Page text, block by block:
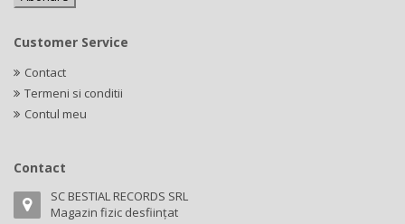
Customer Service
Contact
Termeni si conditii
Contul meu
Contact
SC BESTIAL RECORDS SRL
Magazin fizic desființat